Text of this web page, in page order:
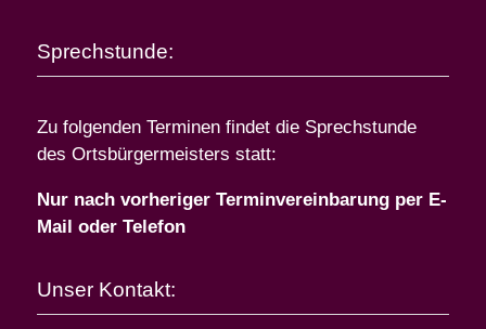
Sprechstunde:
Zu folgenden Terminen findet die Sprechstunde
des Ortsbürgermeisters statt:
Nur nach vorheriger Terminvereinbarung per E-
Mail oder Telefon
Unser Kontakt: